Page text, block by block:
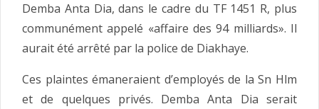
Demba Anta Dia, dans le cadre du TF 1451 R, plus
communément appelé «affaire des 94 milliards». Il
aurait été arrêté par la police de Diakhaye.
Ces plaintes émaneraient d’employés de la Sn Hlm
et de quelques privés. Demba Anta Dia serait